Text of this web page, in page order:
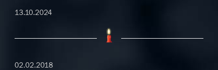
13.10.2024
02.02.2018